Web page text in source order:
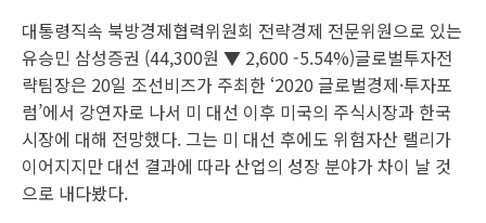
대통령직속 북방경제협력위원회 전략경제 전문위원으로 있는
유승민 삼성증권 (44,300원 ▼ 2,600 -5.54%)글로벌투자전
략팀장은 20일 조선비즈가 주최한 ‘2020 글로벌경제·투자포
럼’에서 강연자로 나서 미 대선 이후 미국의 주식시장과 한국
시장에 대해 전망했다. 그는 미 대선 후에도 위험자산 랠리가
이어지지만 대선 결과에 따라 산업의 성장 분야가 차이 날 것
으로 내다봤다.